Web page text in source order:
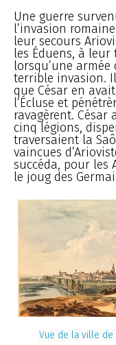
Une guerre
l’invasion
leur secours
les Éduens, à
lorsqu’une armée
terrible invasion.
que César en
l’Écluse et
ravagèrent.
cinq légions,
traversaient la
vaincues
succéda, pour les
le joug des
Vue de la ville de